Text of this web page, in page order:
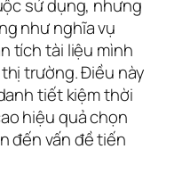
sử dụng, nhưng
như nghĩa vụ
tích tài liệu mình
trường. Điều này
tiết kiệm thời
hiệu quả chọn
đến vấn đề tiến